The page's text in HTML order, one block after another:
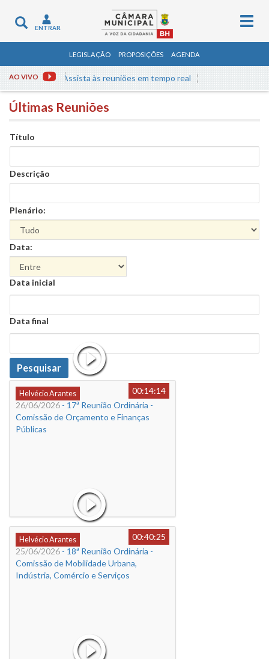
Toggle
navigation
ENTRAR
LEGISLAÇÃO PROPOSIÇÕES AGENDA
AO VIVO Assista às reuniões em tempo real
Últimas Reuniões
Título
Descrição
Plenário:
Data:
Data
Data inicial
Data
Data final
Data
Pesquisar
Helvécio Arantes
00:14:14
26/06/2026 - 17ª Reunião Ordinária -
Comissão de Orçamento e Finanças
Públicas
Helvécio Arantes
00:40:25
25/06/2026 - 18ª Reunião Ordinária -
Comissão de Mobilidade Urbana,
Indústria, Comércio e Serviços